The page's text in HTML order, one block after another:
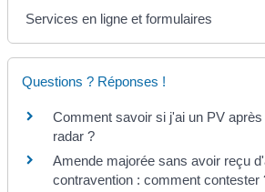
Services en ligne et formulaires
Questions ? Réponses !
Comment savoir si j'ai un PV
radar ?
Amende majorée sans avoir reçu
contravention : comment contester